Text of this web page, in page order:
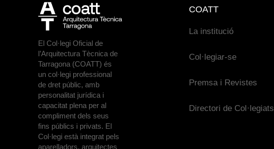
El Col·legi Oficial de
l’Arquitectura Tècnica de
Tarragona (COATT) és
un col·legi professional
de dret públic, amb
personalitat jurídica i
capacitat plena per al
compliment dels seus
fins públics i privats. El
Col·legi està integrat pels
aparelladors, arquitectes
COATT
La institució
Col·legiar-se
Premsa i Revistes
Directori de Col·legiats